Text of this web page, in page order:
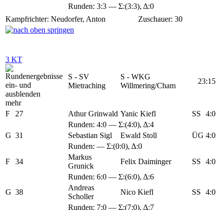
Runden: 3:3 — Σ:(3:3), Δ:0
Kampfrichter: Neudorfer, Anton
Zuschauer: 30
3 KT
mehr
S - SV
Mietraching
S - WKG
Willmering/Cham
23:15
F 27 Athur Grinwald Yanic Kiefl SS
4:0
Runden: 4:0 — Σ:(4:0), Δ:4
G 31 Sebastian Sigl Ewald Stoll ÜG 4:0
Runden: — Σ:(0:0), Δ:0
F
34
Markus
Grunick
Felix Daiminger SS
4:0
Runden: 6:0 — Σ:(6:0), Δ:6
G 38
Andreas
Scholler
Nico Kiefl SS
4:0
Runden: 7:0 — Σ:(7:0), Δ:7